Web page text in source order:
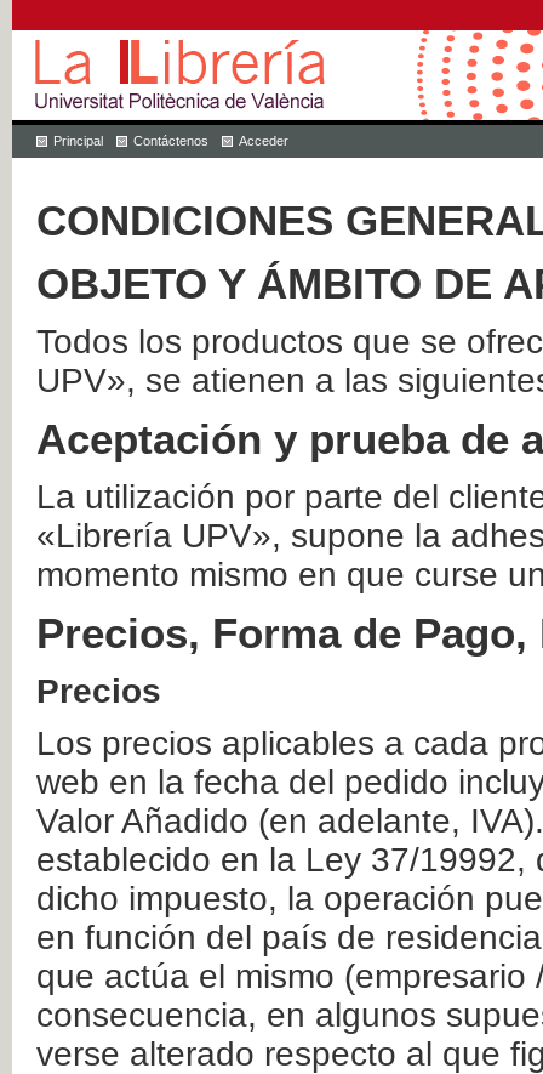
Principal Contáctenos Acceder
CONDICIONES
OBJETO Y ÁMBITO DE
Todos los productos que se
UPV», se atienen a las
Aceptación y prueba de
La utilización por parte del
«Librería UPV», supone la
momento mismo en que curse
Precios, Forma de
Precios
Los precios aplicables a cada
web en la fecha del pedido
Valor Añadido (en adelante,
establecido en la Ley 37/
dicho impuesto, la operación
en función del país de
que actúa el mismo
consecuencia, en algunos
verse alterado respecto al que